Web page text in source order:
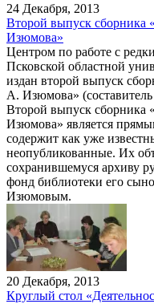
24 Декабря, 2013
Второй выпуск сборника
Изюмова»
Центром по работе с
Псковской областной
издан второй выпуск
А. Изюмова»
Второй выпуск сборника
Изюмова» является
содержит как уже
неопубликованные. Их
сохранившемуся архиву
фонд библиотеки его
Изюмовым.
20 Декабря, 2013
Круглый стол